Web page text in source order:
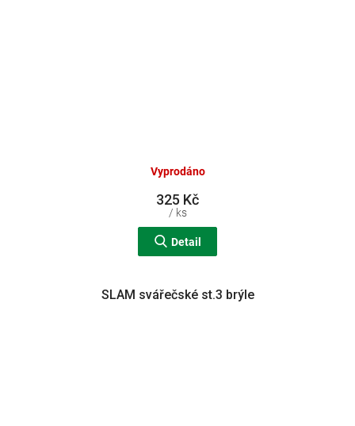
Vyprodáno
325 Kč
/ ks
Detail
SLAM svářečské st.3 brýle